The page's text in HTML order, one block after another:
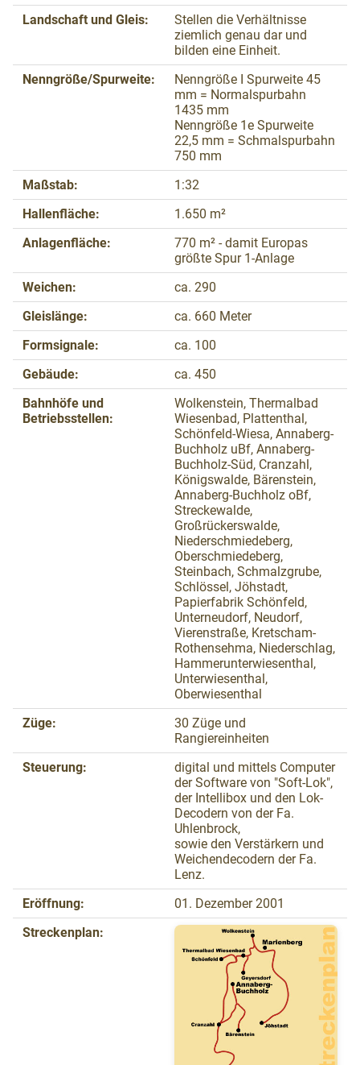
Landschaft und Gleis:
Stellen die Verhältnisse
ziemlich genau dar und
bilden eine Einheit.
Nenngröße/Spurweite:
Nenngröße I Spurweite 45
mm = Normalspurbahn
1435 mm
Nenngröße 1e Spurweite
22,5 mm = Schmalspurbahn
750 mm
Maßstab:
1:32
Hallenfläche:
1.650 m²
Anlagenfläche:
770 m² - damit Europas
größte Spur 1-Anlage
Weichen:
ca. 290
Gleislänge:
ca. 660 Meter
Formsignale:
ca. 100
Gebäude:
ca. 450
Bahnhöfe und
Betriebsstellen:
Wolkenstein, Thermalbad
Wiesenbad, Plattenthal,
Schönfeld-Wiesa, Annaberg-
Buchholz uBf, Annaberg-
Buchholz-Süd, Cranzahl,
Königswalde, Bärenstein,
Annaberg-Buchholz oBf,
Streckewalde,
Großrückerswalde,
Niederschmiedeberg,
Oberschmiedeberg,
Steinbach, Schmalzgrube,
Schlössel, Jöhstadt,
Papierfabrik Schönfeld,
Unterneudorf, Neudorf,
Vierenstraße, Kretscham-
Rothensehma, Niederschlag,
Hammerunterwiesenthal,
Unterwiesenthal,
Oberwiesenthal
Züge:
30 Züge und
Rangiereinheiten
Steuerung:
digital und mittels Computer
der Software von "Soft-Lok",
der Intellibox und den Lok-
Decodern von der Fa.
Uhlenbrock,
sowie den Verstärkern und
Weichendecodern der Fa.
Lenz.
Eröffnung:
01. Dezember 2001
Streckenplan: